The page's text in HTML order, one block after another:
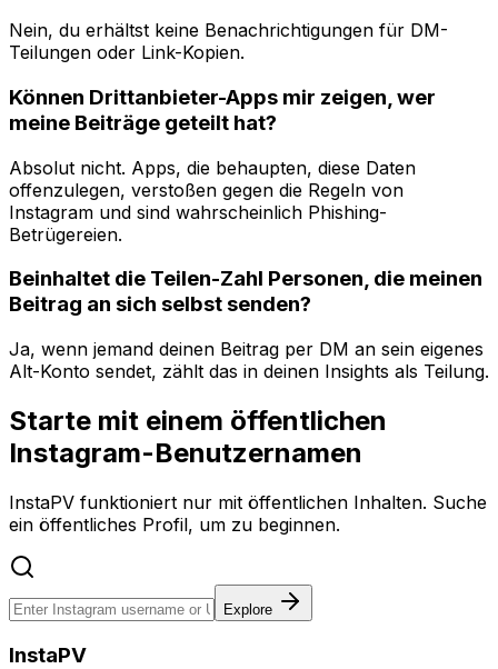
Nein, du erhältst keine Benachrichtigungen für DM-
Teilungen oder Link-Kopien.
Können Drittanbieter-Apps mir zeigen, wer
meine Beiträge geteilt hat?
Absolut nicht. Apps, die behaupten, diese Daten
offenzulegen, verstoßen gegen die Regeln von
Instagram und sind wahrscheinlich Phishing-
Betrügereien.
Beinhaltet die Teilen-Zahl Personen, die meinen
Beitrag an sich selbst senden?
Ja, wenn jemand deinen Beitrag per DM an sein eigenes
Alt-Konto sendet, zählt das in deinen Insights als Teilung.
Starte mit einem öffentlichen
Instagram-Benutzernamen
InstaPV funktioniert nur mit öffentlichen Inhalten. Suche
ein öffentliches Profil, um zu beginnen.
Explore
InstaPV